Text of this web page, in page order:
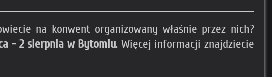
na konwent organizowany właśnie przez nich?
- 2 sierpnia w Bytomiu. Więcej informacji znajdziecie